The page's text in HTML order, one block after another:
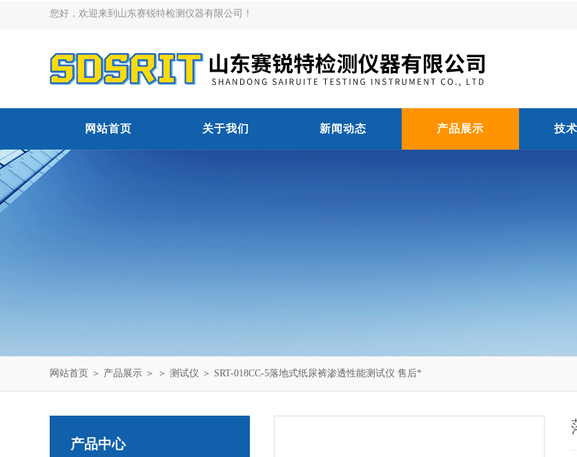
您好，欢迎来到山东赛锐特检测仪器有限公司！
网站首页 关于我们 新闻动态 产品展示 技
网站首页 ＞ 产品展示 ＞ ＞ 测试仪 ＞ SRT-018CC-5落地式纸尿裤渗透性能测试仪 售后*
产品中心